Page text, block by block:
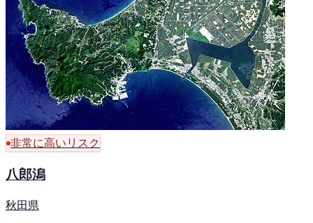
非常に高いリスク
八郎潟
秋田県